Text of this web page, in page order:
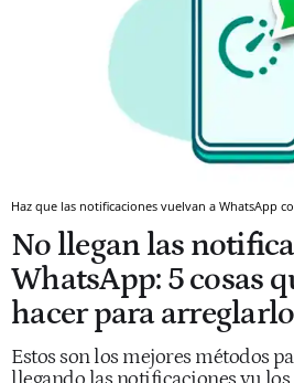
Haz que las notificaciones vuelvan a WhatsApp
No llegan las
WhatsApp: 5 cosas
hacer para arreglarlo
Estos son los mejores métodos